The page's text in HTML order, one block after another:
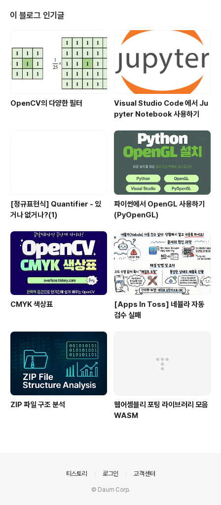
사항에 최대 n의 개수는 10^5 개가 들어올 수 있으며 O
(n) 수행시간으로 문제를 풀어야 한다. 단순히 반복문을 두
이 블로그 인기글
OpenCV의 다양한 필터
Visual Studio Code 에서 Ju
pyter Notebook 사용하기
[정규표현식] Quantifier - 있
거나 없거나?(1)
파이썬에서 OpenGL 사용하기
(PyOpenGL)
CMYK 색상표
[Apps In Toss] 네뷸라 자동
검수 실패
ZIP 파일 구조 분석
웹어셈블리 포팅 라이브러리 모음
WASM
티스토리 로그인 고객센터
© Daum Corp.